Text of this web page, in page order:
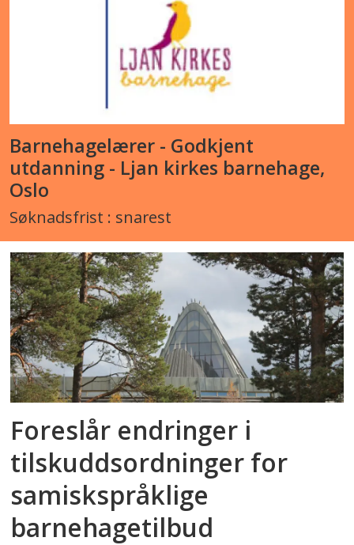
Barnehagelærer - Godkjent
utdanning - Ljan kirkes barnehage,
Oslo
Søknadsfrist : snarest
Foreslår endringer i
tilskuddsordninger for
samiskspråklige
barnehagetilbud